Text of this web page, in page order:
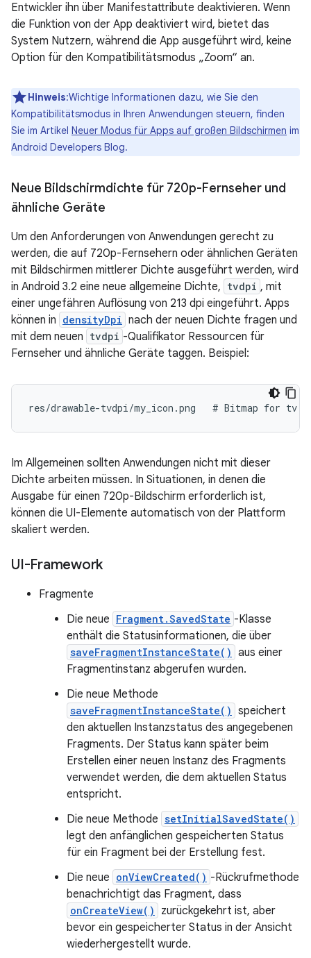
Entwickler ihn über Manifestattribute deaktivieren. Wenn
die Funktion von der App deaktiviert wird, bietet das
System Nutzern, während die App ausgeführt wird, keine
Option für den Kompatibilitätsmodus „Zoom“ an.
Hinweis:Wichtige Informationen dazu, wie Sie den
Kompatibilitätsmodus in Ihren Anwendungen steuern, finden
Sie im Artikel Neuer Modus für Apps auf großen Bildschirmen im
Android Developers Blog.
Neue Bildschirmdichte für 720p-Fernseher und
ähnliche Geräte
Um den Anforderungen von Anwendungen gerecht zu
werden, die auf 720p-Fernsehern oder ähnlichen Geräten
mit Bildschirmen mittlerer Dichte ausgeführt werden, wird
in Android 3.2 eine neue allgemeine Dichte, tvdpi , mit
einer ungefähren Auflösung von 213 dpi eingeführt. Apps
können in densityDpi nach der neuen Dichte fragen und
mit dem neuen tvdpi -Qualifikator Ressourcen für
Fernseher und ähnliche Geräte taggen. Beispiel:
res/drawable-tvdpi/my_icon.png   # Bitmap for tv
Im Allgemeinen sollten Anwendungen nicht mit dieser
Dichte arbeiten müssen. In Situationen, in denen die
Ausgabe für einen 720p-Bildschirm erforderlich ist,
können die UI-Elemente automatisch von der Plattform
skaliert werden.
UI-Framework
Fragmente
Die neue Fragment.SavedState -Klasse
enthält die Statusinformationen, die über
saveFragmentInstanceState() aus einer
Fragmentinstanz abgerufen wurden.
Die neue Methode
saveFragmentInstanceState() speichert
den aktuellen Instanzstatus des angegebenen
Fragments. Der Status kann später beim
Erstellen einer neuen Instanz des Fragments
verwendet werden, die dem aktuellen Status
entspricht.
Die neue Methode setInitialSavedState()
legt den anfänglichen gespeicherten Status
für ein Fragment bei der Erstellung fest.
Die neue onViewCreated() -Rückrufmethode
benachrichtigt das Fragment, dass
onCreateView()
zurückgekehrt ist, aber
bevor ein gespeicherter Status in der Ansicht
wiederhergestellt wurde.